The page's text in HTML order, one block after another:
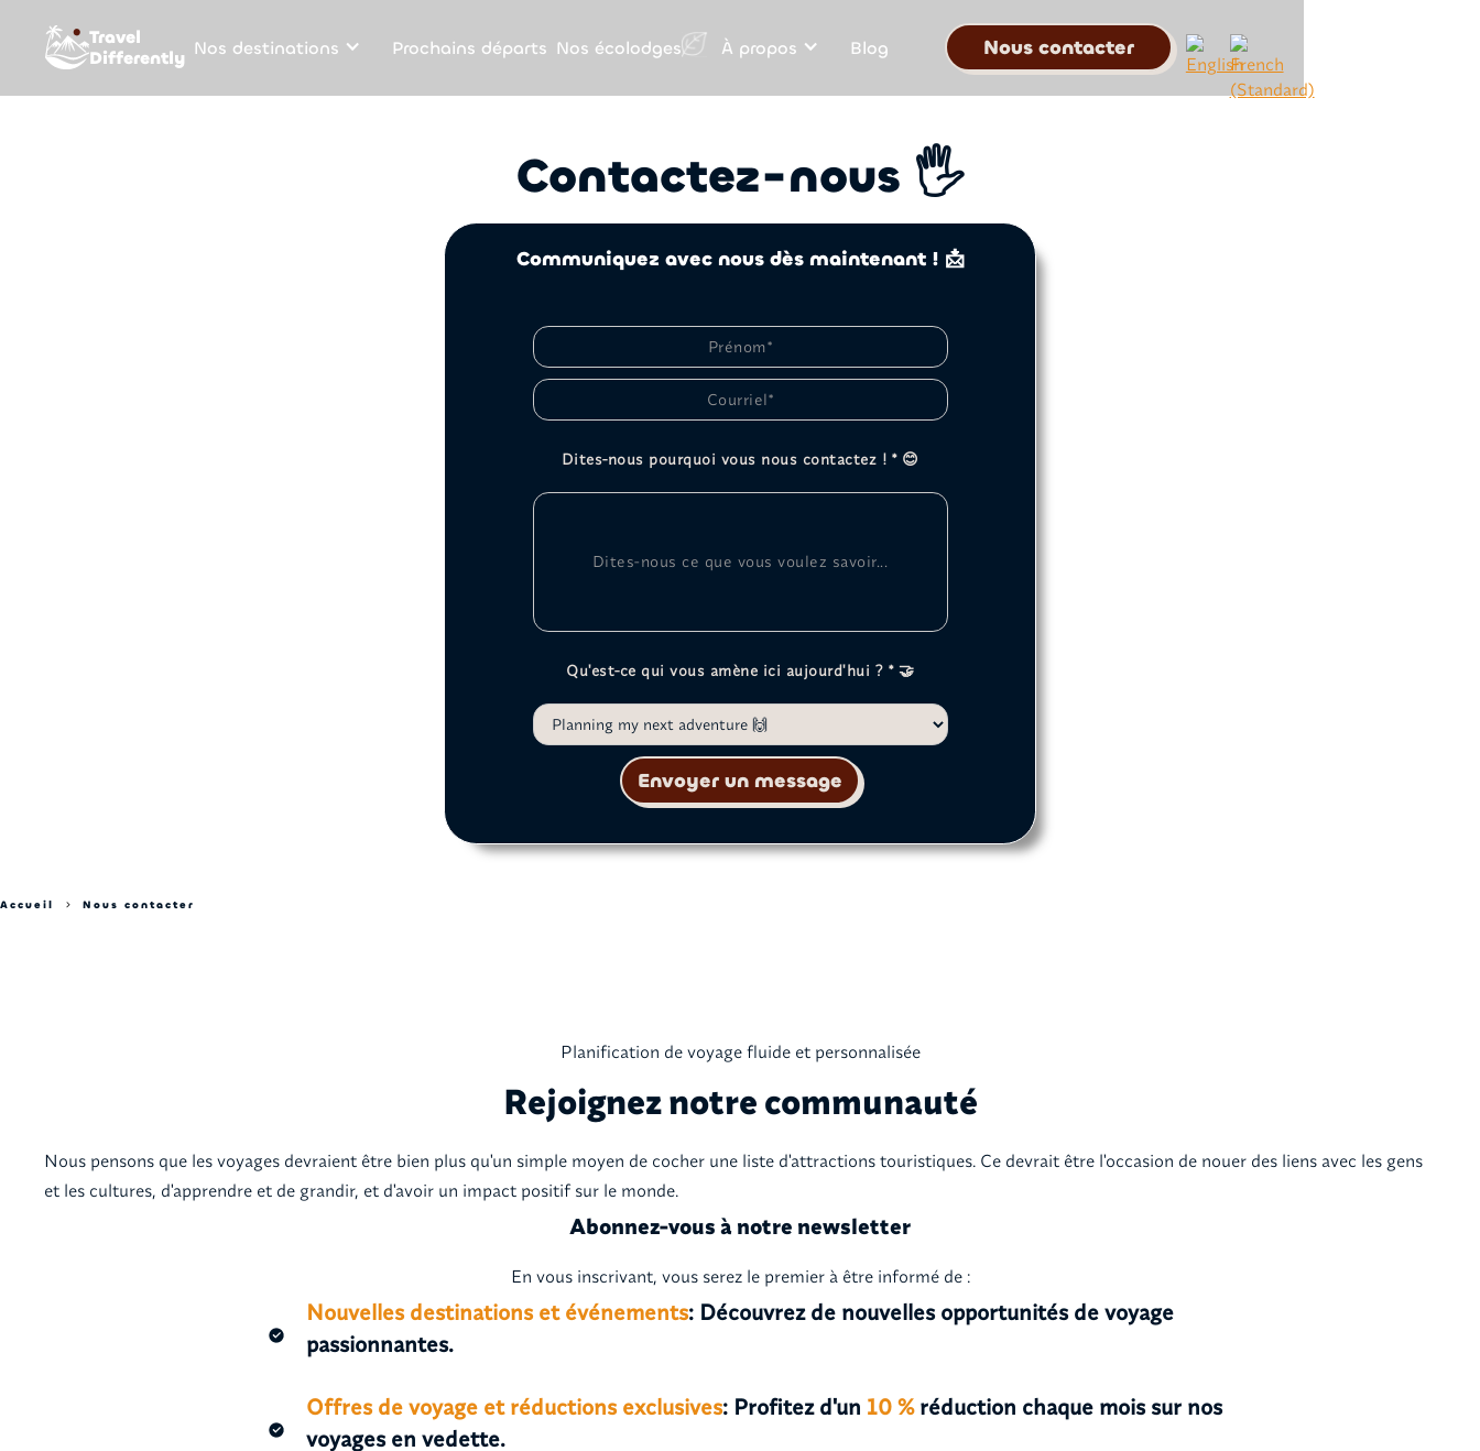
Travel
Differently Nos destinations Prochains départs Nos écolodges À propos Blog Nous contacter
Contactez-nous 🖐
Communiquez avec nous dès maintenant ! 📩
Dites-nous pourquoi vous nous contactez ! * 😊
Qu'est-ce qui vous amène ici aujourd'hui ? * 🤝
Accueil Nous contacter
Planification de voyage fluide et personnalisée
Rejoignez notre communauté
Nous pensons que les voyages devraient être bien plus qu'un simple moyen de cocher une liste d'attractions touristiques. Ce devrait être l'occasion de nouer des liens avec les gens
et les cultures, d'apprendre et de grandir, et d'avoir un impact positif sur le monde.
Abonnez-vous à notre newsletter
En vous inscrivant, vous serez le premier à être informé de :
Nouvelles destinations et événements: Découvrez de nouvelles opportunités de voyage
passionnantes.
Offres de voyage et réductions exclusives: Profitez d'un 10 %réduction chaque mois sur nos
voyages en vedette.